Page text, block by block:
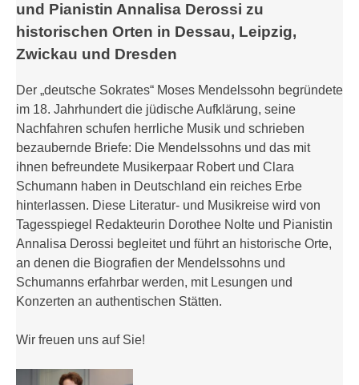
und Pianistin Annalisa Derossi zu
historischen Orten in Dessau, Leipzig,
Zwickau und Dresden
Der „deutsche Sokrates“ Moses Mendelssohn begründete
im 18. Jahrhundert die jüdische Aufklärung, seine
Nachfahren schufen herrliche Musik und schrieben
bezaubernde Briefe: Die Mendelssohns und das mit
ihnen befreundete Musikerpaar Robert und Clara
Schumann haben in Deutschland ein reiches Erbe
hinterlassen. Diese Literatur- und Musikreise wird von
Tagesspiegel Redakteurin Dorothee Nolte und Pianistin
Annalisa Derossi begleitet und führt an historische Orte,
an denen die Biografien der Mendelssohns und
Schumanns erfahrbar werden, mit Lesungen und
Konzerten an authentischen Stätten.
Wir freuen uns auf Sie!